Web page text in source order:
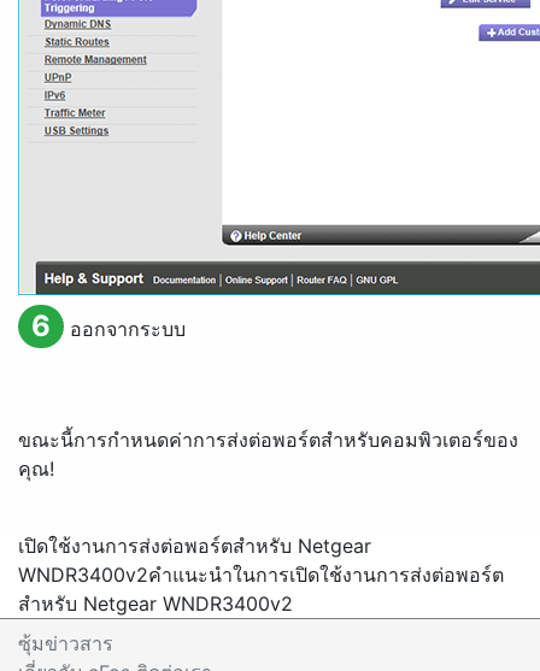
6 ออกจากระบบ
ขณะนี้การกำหนดค่าการส่งต่อพอร์ตสำหรับคอมพิวเตอร์ของ
คุณ!
เปิดใช้งานการส่งต่อพอร์ตสำหรับ Netgear
WNDR3400v2คำแนะนำในการเปิดใช้งานการส่งต่อพอร์ต
สำหรับ Netgear WNDR3400v2
ซุ้มข่าวสาร